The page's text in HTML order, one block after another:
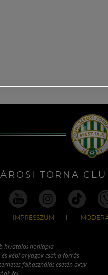
TORNA
IMPRESSZUM
hivatalos honlapja
képi anyagok csak a forrás
felhasználás esetén aktív
fel.